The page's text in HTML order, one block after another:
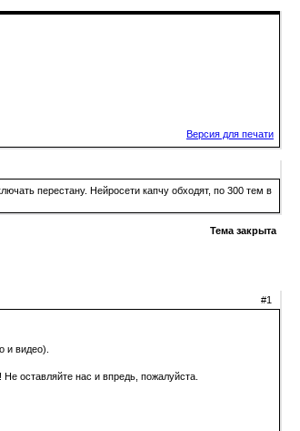
Версия для печати
перестану. Нейросети капчу обходят, по 300 тем в
Тема закрыта
#1
и видео).
оставляйте нас и впредь, пожалуйста.